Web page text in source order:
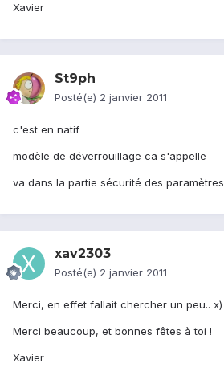
Xavier
St9ph
Posté(e) 2 janvier 2011
c'est en natif
modèle de déverrouillage ca s'appelle
va dans la partie sécurité des paramètres
xav2303
Posté(e) 2 janvier 2011
Merci, en effet fallait chercher un peu.. x)
Merci beaucoup, et bonnes fêtes à toi !
Xavier